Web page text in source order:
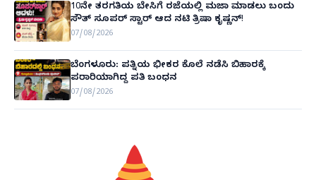
10ನೇ ತರಗತಿಯ ಬೇಸಿಗೆ ರಜೆಯಲ್ಲಿ ಮಜಾ ಮಾಡಲು ಬಂದು
ಸೌತ್ ಸೂಪರ್ ಸ್ಟಾರ್ ಆದ ನಟಿ ತ್ರಿಷಾ ಕೃಷ್ಣನ್!
07/08/2026
ಬೆಂಗಳೂರು: ಪತ್ನಿಯ ಭೀಕರ ಕೊಲೆ ನಡೆಸಿ ಬಿಹಾರಕ್ಕೆ
ಪರಾರಿಯಾಗಿದ್ದ ಪತಿ ಬಂಧನ
07/08/2026